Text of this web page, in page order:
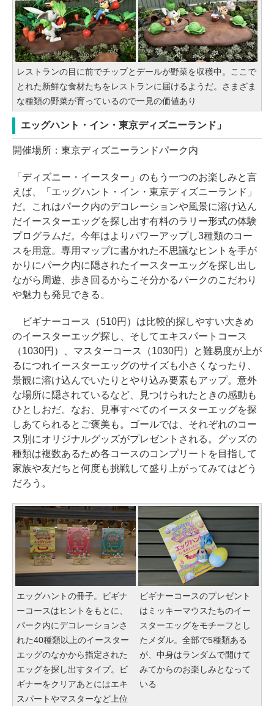
レストランの目に前でチップとデールが野菜を収穫中。ここで
とれた新鮮な食材たちをレストランに届けるようだ。さまざま
な種類の野菜が育っているので一見の価値あり
エッグハント・イン・東京ディズニーランド」
開催場所：東京ディズニーランドパーク内
「ディズニー・イースター」のもう一つのお楽しみと言
えば、「エッグハント・イン・東京ディズニーランド」
だ。これはパーク内のデコレーションや風景に溶け込ん
だイースターエッグを探し出す有料のラリー形式の体験
プログラムだ。今年はよりパワーアップし3種類のコー
スを用意。専用マップに書かれた不思議なヒントを手が
かりにパーク内に隠されたイースターエッグを探し出し
ながら周遊、歩き回るからこそ分かるパークのこだわり
や魅力も発見できる。
ビギナーコース（510円）は比較的探しやすい大きめ
のイースターエッグ探し、そしてエキスパートコース
（1030円）、マスターコース（1030円）と難易度が上が
るにつれイースターエッグのサイズも小さくなったり、
景観に溶け込んでいたりとやり込み要素もアップ。意外
な場所に隠されているなど、見つけられたときの感動も
ひとしおだ。なお、見事すべてのイースターエッグを探
しあてられるとご褒美も。ゴールでは、それぞれのコー
ス別にオリジナルグッズがプレゼントされる。グッズの
種類は複数あるため各コースのコンプリートを目指して
家族や友だちと何度も挑戦して盛り上がってみてはどう
だろう。
エッグハントの冊子。ビギナ
ーコースはヒントをもとに、
パーク内にデコレーションさ
れた40種類以上のイースター
エッグのなかから指定された
エッグを探し出すタイプ。ビ
ギナーをクリアあとにはエキ
スパートやマスターなど上位
ビギナーコースのプレゼント
はミッキーマウスたちのイー
スターエッグをモチーフとし
たメダル。全部で5種類ある
が、中身はランダムで開けて
みてからのお楽しみとなって
いる